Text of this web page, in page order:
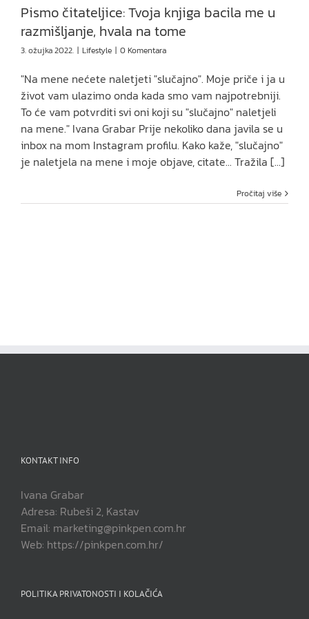
Pismo čitateljice: Tvoja knjiga bacila me u
razmišljanje, hvala na tome
3. ožujka 2022. | Lifestyle | 0 Komentara
"Na mene nećete naletjeti "slučajno". Moje priče i ja u
život vam ulazimo onda kada smo vam najpotrebniji.
To će vam potvrditi svi oni koji su "slučajno" naletjeli
na mene." Ivana Grabar Prije nekoliko dana javila se u
inbox na mom Instagram profilu. Kako kaže, "slučajno"
je naletjela na mene i moje objave, citate... Tražila [...]
Pročitaj više
KONTAKT INFO
Ivana Grabar
Adresa: Rubeši 2, Kastav
Email: marketing@pinkpen.com.hr
Web: https://pinkpen.com.hr/
POLITIKA PRIVATONOSTI I KOLAČIĆA